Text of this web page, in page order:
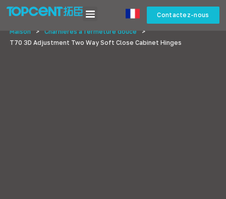
Contactez-nous
Maison > Charnières à fermeture douce
>
T70 3D Adjustment Two Way Soft Close Cabinet Hinges